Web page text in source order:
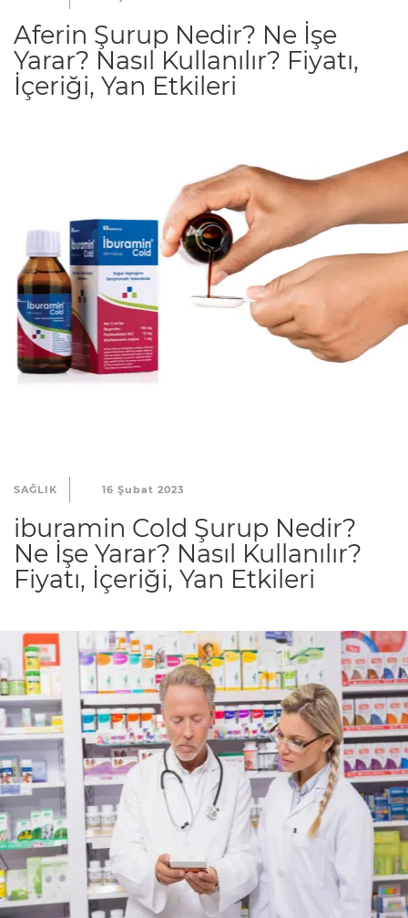
Aferin Şurup Nedir? Ne İşe
Yarar? Nasıl Kullanılır? Fiyatı,
İçeriği, Yan Etkileri
SAĞLIK 16 Şubat 2023
iburamin Cold Şurup Nedir?
Ne İşe Yarar? Nasıl Kullanılır?
Fiyatı, İçeriği, Yan Etkileri